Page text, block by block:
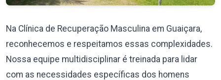
Na Clínica de Recuperação Masculina em Guaiçara,
reconhecemos e respeitamos essas complexidades.
Nossa equipe multidisciplinar é treinada para lidar
com as necessidades específicas dos homens